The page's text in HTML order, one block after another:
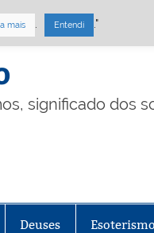
significado dos
Deuses Esoterismo
mais . Entendi ."